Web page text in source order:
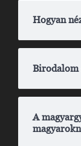
Hogyan
Birodalom
A